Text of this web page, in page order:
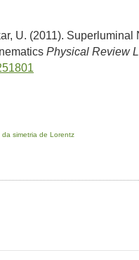
U. (2011). Superluminal
Physical Review
da simetria de Lorentz